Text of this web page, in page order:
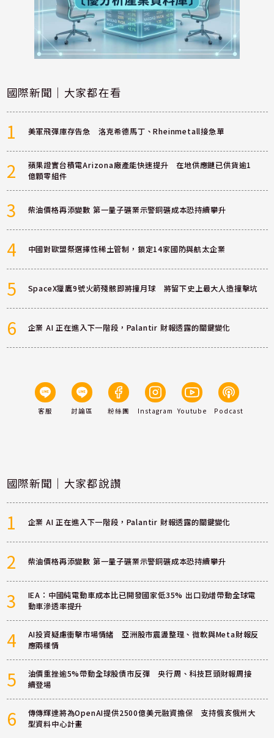
國際新聞｜大家都在看
1 美軍飛彈庫存告急 洛克希德馬丁、Rheinmetall接急單
2
蘋果證實台積電Arizona廠產能快速提升 在地供應鏈已供貨逾1
億顆零組件
3 柴油價格再添變數 第一量子礦業示警銅礦成本恐持續攀升
4 中國對歐盟祭選擇性稀土管制，鎖定14家國防與航太企業
5 SpaceX獵鷹9號火箭殘骸即將撞月球 將留下史上最大人造撞擊坑
6 企業 AI 正在進入下一階段，Palantir 財報透露的關鍵變化
客服 討論區 粉絲團 Instagram Youtube Podcast
國際新聞｜大家都說讚
1 企業 AI 正在進入下一階段，Palantir 財報透露的關鍵變化
2 柴油價格再添變數 第一量子礦業示警銅礦成本恐持續攀升
3
IEA：中國純電動車成本比已開發國家低35% 出口勁增帶動全球電
動車滲透率提升
4
AI投資疑慮衝擊市場情緒 亞洲股市震盪整理、微軟與Meta財報反
應兩樣情
5
油價重挫逾5%帶動全球股債市反彈 央行周、科技巨頭財報周接
續登場
6
傳傳輝達將為OpenAI提供2500億美元融資擔保 支持俄亥俄州大
型資料中心計畫